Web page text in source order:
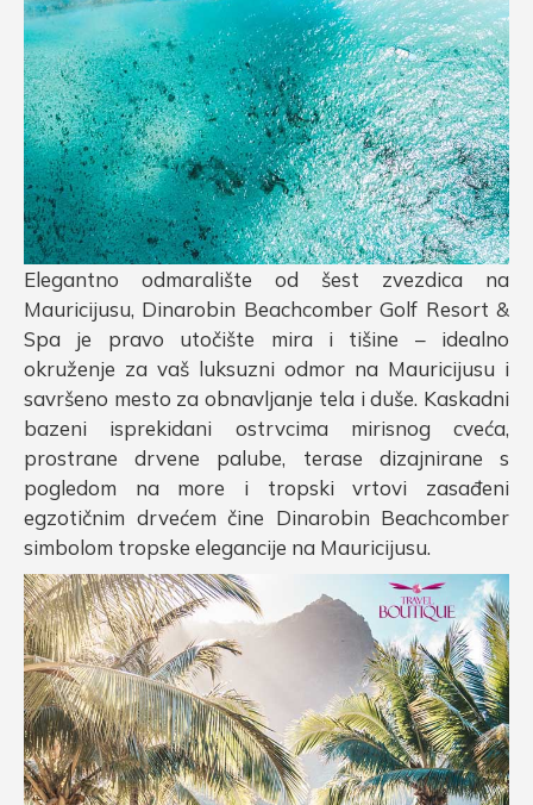
Elegantno odmaralište od šest zvezdica na
Mauricijusu, Dinarobin Beachcomber Golf Resort &
Spa je pravo utočište mira i tišine – idealno
okruženje za vaš luksuzni odmor na Mauricijusu i
savršeno mesto za obnavljanje tela i duše. Kaskadni
bazeni isprekidani ostrvcima mirisnog cveća,
prostrane drvene palube, terase dizajnirane s
pogledom na more i tropski vrtovi zasađeni
egzotičnim drvećem čine Dinarobin Beachcomber
simbolom tropske elegancije na Mauricijusu.